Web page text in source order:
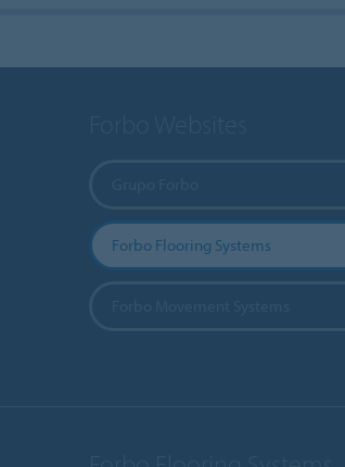
Forbo Flooring Systems